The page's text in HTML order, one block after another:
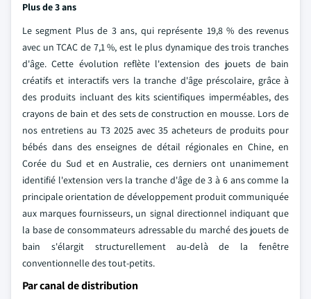
Plus de 3 ans
Le segment Plus de 3 ans, qui représente 19,8 % des revenus
avec un TCAC de 7,1 %, est le plus dynamique des trois tranches
d'âge. Cette évolution reflète l'extension des jouets de bain
créatifs et interactifs vers la tranche d'âge préscolaire, grâce à
des produits incluant des kits scientifiques imperméables, des
crayons de bain et des sets de construction en mousse. Lors de
nos entretiens au T3 2025 avec 35 acheteurs de produits pour
bébés dans des enseignes de détail régionales en Chine, en
Corée du Sud et en Australie, ces derniers ont unanimement
identifié l'extension vers la tranche d'âge de 3 à 6 ans comme la
principale orientation de développement produit communiquée
aux marques fournisseurs, un signal directionnel indiquant que
la base de consommateurs adressable du marché des jouets de
bain s'élargit structurellement au-delà de la fenêtre
conventionnelle des tout-petits.
Par canal de distribution